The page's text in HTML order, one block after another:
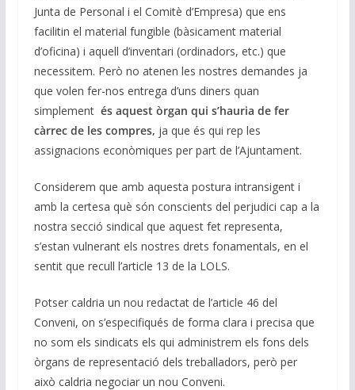
Junta de Personal i el Comitè d’Empresa) que ens
facilitin el material fungible (bàsicament material
d’oficina) i aquell d’inventari (ordinadors, etc.) que
necessitem. Però no atenen les nostres demandes ja
que volen fer-nos entrega d’uns diners quan
simplement és aquest òrgan qui s’hauria de fer
càrrec de les compres, ja que és qui rep les
assignacions econòmiques per part de l’Ajuntament.
Considerem que amb aquesta postura intransigent i
amb la certesa què són conscients del perjudici cap a la
nostra secció sindical que aquest fet representa,
s’estan vulnerant els nostres drets fonamentals, en el
sentit que recull l’article 13 de la LOLS.
Potser caldria un nou redactat de l’article 46 del
Conveni, on s’especifiqués de forma clara i precisa que
no som els sindicats els qui administrem els fons dels
òrgans de representació dels treballadors, però per
això caldria negociar un nou Conveni.